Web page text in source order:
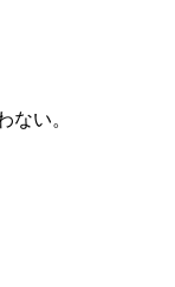
ない。